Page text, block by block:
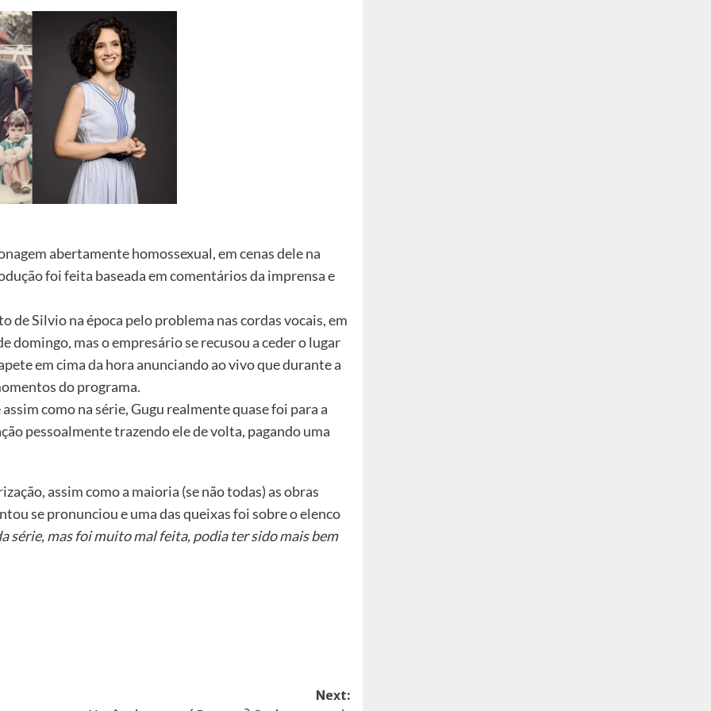
abertamente homossexual, em cenas dele na
foi feita baseada em comentários da imprensa e
Silvio na época pelo problema nas cordas vocais, em
mas o empresário se recusou a ceder o lugar
em cima da hora anunciando ao vivo que durante a
do programa.
como na série, Gugu realmente quase foi para a
pessoalmente trazendo ele de volta, pagando uma
assim como a maioria (se não todas) as obras
se pronunciou e uma das queixas foi sobre o elenco
série, mas foi muito mal feita, podia ter sido mais bem
Next: